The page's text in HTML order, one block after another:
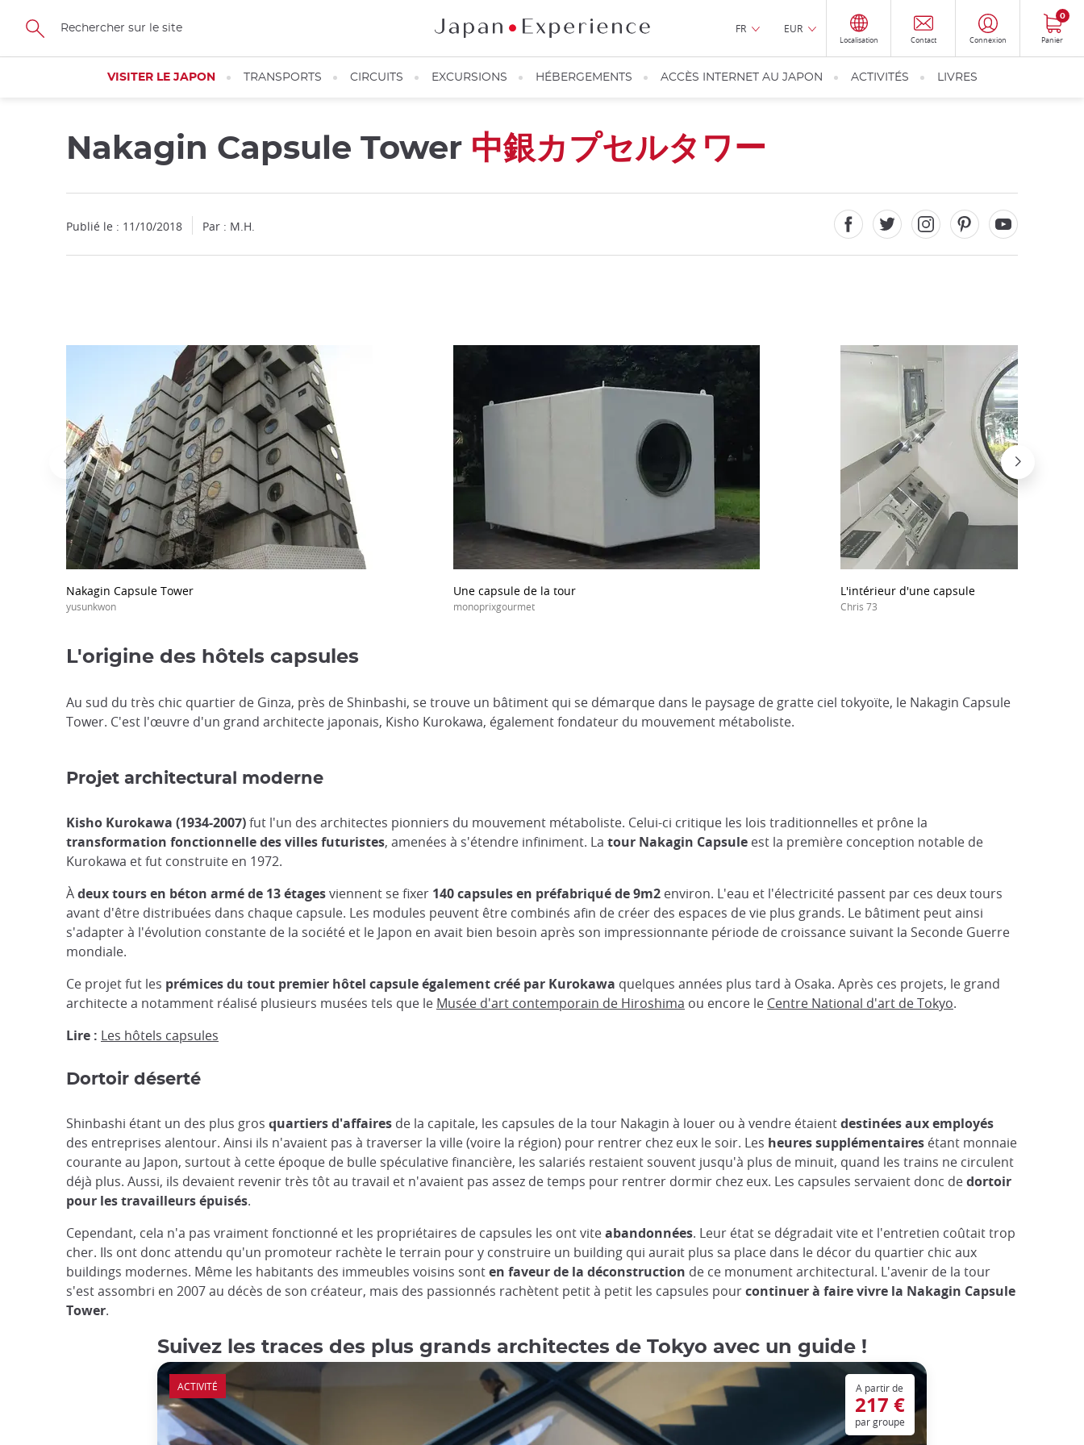
Skip
main
FR EUR
Localisation Contact Connexion Panier
0
VISITER LE JAPON TRANSPORTS CIRCUITS EXCURSIONS HÉBERGEMENTS ACCÈS INTERNET AU JAPON ACTIVITÉS LIVRES
Nakagin Capsule Tower 中銀カプセルタワー
Publié le : 11/10/2018 Par : M.H.
Nakagin Capsule Tower
yusunkwon
Une capsule de la tour
monoprixgourmet
L'intérieur d'une capsule
Chris 73
L'origine des hôtels capsules
Au sud du très chic quartier de Ginza, près de Shinbashi, se trouve un bâtiment qui se démarque dans le paysage de gratte ciel tokyoïte, le Nakagin Capsule
Tower. C'est l'œuvre d'un grand architecte japonais, Kisho Kurokawa, également fondateur du mouvement métaboliste.
Projet architectural moderne
Kisho Kurokawa (1934-2007)fut l'un des architectes pionniers du mouvement métaboliste. Celui-ci critique les lois traditionnelles et prône la
transformation fonctionnelle des villes futuristes, amenées à s'étendre infiniment. La tour Nakagin Capsule est la première conception notable de
Kurokawa et fut construite en 1972.
Àdeux tours en béton armé de 13 étagesviennent se fixer 140 capsules en préfabriqué de 9m2 environ. L'eau et l'électricité passent par ces deux tours
avant d'être distribuées dans chaque capsule. Les modules peuvent être combinés afin de créer des espaces de vie plus grands. Le bâtiment peut ainsi
s'adapter à l'évolution constante de la société et le Japon en avait bien besoin après son impressionnante période de croissance suivant la Seconde Guerre
mondiale.
Ce projet fut les prémices du tout premier hôtel capsule également créé par Kurokawa quelques années plus tard à Osaka. Après ces projets, le grand
architecte a notamment réalisé plusieurs musées tels que le Musée d'art contemporain de Hiroshima ou encore le Centre National d'art de Tokyo.
Lire : Les hôtels capsules
Dortoir déserté
Shinbashi étant un des plus gros quartiers d'affaires de la capitale, les capsules de la tour Nakagin à louer ou à vendre étaientdestinées aux employés
des entreprises alentour. Ainsi ils n'avaient pas à traverser la ville (voire la région) pour rentrer chez eux le soir. Les heures supplémentaires étant monnaie
courante au Japon, surtout à cette époque de bulle spéculative financière, les salariés restaient souvent jusqu'à plus de minuit, quand les trains ne circulent
déjà plus. Aussi, ils devaient revenir très tôt au travail et n'avaient pas assez de temps pour rentrer dormir chez eux. Les capsules servaient donc dedortoir
pour les travailleurs épuisés.
Cependant, cela n'a pas vraiment fonctionné et les propriétaires de capsules les ont viteabandonnées. Leur état se dégradait vite et l'entretien coûtait trop
cher. Ils ont donc attendu qu'un promoteur rachète le terrain pour y construire un building qui aurait plus sa place dans le décor du quartier chic aux
buildings modernes. Même les habitants des immeubles voisins sonten faveur de la déconstruction de ce monument architectural. L'avenir de la tour
s'est assombri en 2007 au décès de son créateur, mais des passionnés rachètent petit à petit les capsules pourcontinuer à faire vivre la Nakagin Capsule
Tower.
Suivez les traces des plus grands architectes de Tokyo avec un guide !
A partir de
217 €
par groupe
ACTIVITÉ